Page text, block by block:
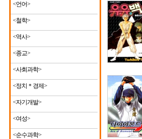
<언어>
<철학>
<역사>
<종교>
<사회과학>
<정치＊경제>
<자기개발>
<여성>
<순수과학>